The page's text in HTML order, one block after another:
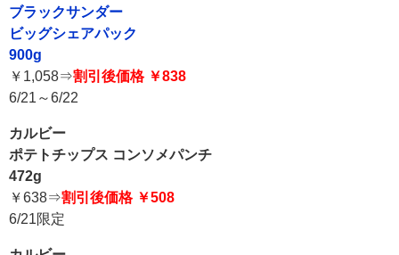
ブラックサンダー
ビッグシェアパック
900g
￥1,058⇒割引後価格 ￥838
6/21～6/22
カルビー
ポテトチップス コンソメパンチ
472g
￥638⇒割引後価格 ￥508
6/21限定